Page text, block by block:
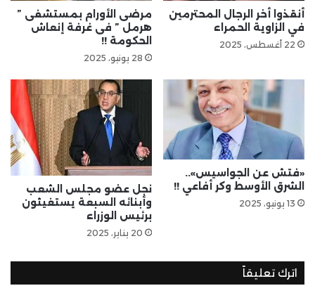
أنقذوا أخر الرجال المحترمين
في الزاوية الحمراء
22 أغسطس، 2025
مرضى الأورام بمستشفى ”
هرمل ” فى غرفة إنعاش
الحكومة !!
28 يونيو، 2025
«فتش عن الجواسيس»..
الشرق الأوسط وكر أفاعي !!
13 يونيو، 2025
نجل عضو مجلس الشعب
وأبنائه السبعة يستغيثون
برئيس الوزراء
20 يناير، 2025
اترك تعليقاً